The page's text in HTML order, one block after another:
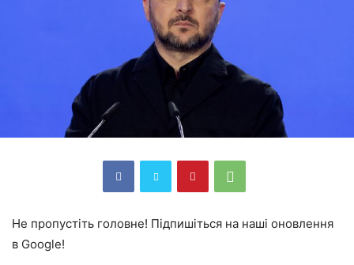
Не пропустіть головне! Підпишіться на наші оновлення
в Google!